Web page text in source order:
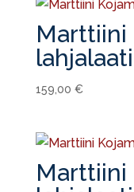
Marttiini
159,00 €
Marttiini